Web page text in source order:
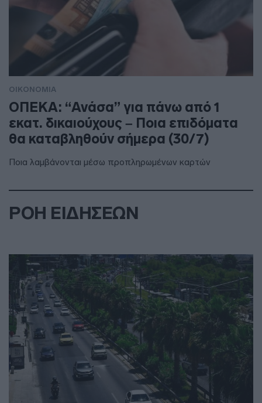
ΟΙΚΟΝΟΜΙΑ
ΟΠΕΚΑ: “Ανάσα” για πάνω από 1
εκατ. δικαιούχους – Ποια επιδόματα
θα καταβληθούν σήμερα (30/7)
Ποια λαμβάνονται μέσω προπληρωμένων καρτών
ΡΟΗ ΕΙΔΗΣΕΩΝ